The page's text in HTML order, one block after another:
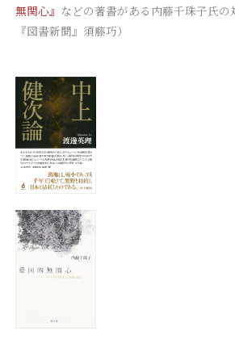
無関心』 などの著書がある内藤千珠子氏の
『図書新聞』須藤巧）